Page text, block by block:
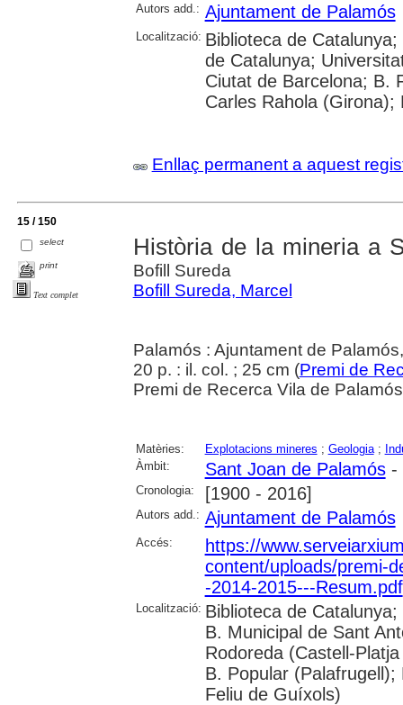
Autors add.: Ajuntament de Palamós
Localització: Biblioteca de
de Catalunya;
Ciutat de Barcelona; B.
Carles Rahola
Enllaç permanent a aquest
15 / 150
select
print
Text complet
Història de la mineria a
Bofill Sureda
Bofill Sureda, Marcel
Palamós : Ajuntament de
20 p. : il. col. ; 25 cm (Premi de
Premi de Recerca Vila de
Matèries: Explotacions mineres ; Geologia;
Àmbit:
Sant Joan de Palamós-
Cronologia: [1900 - 2016]
Autors add.: Ajuntament de Palamós
Accés:
https://
content/uploads/premi-
-2014-2015---Resum.pdf
Localització: Biblioteca de
B. Municipal de Sant
Rodoreda (Castell-
B. Popular
Feliu de Guíxols)